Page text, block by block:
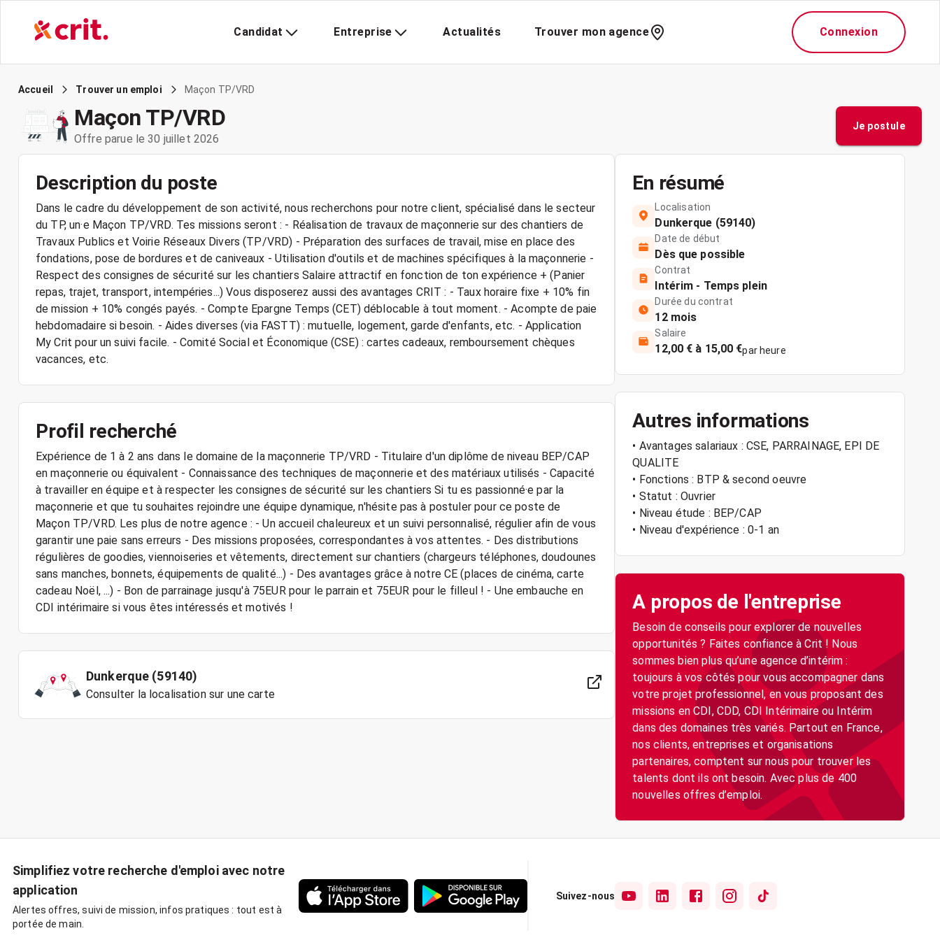
Candidat Entreprise Actualités Trouver mon agence Connexion
Accueil Trouver un emploi Maçon TP/VRD
Maçon TP/VRD
Offre parue le 30 juillet 2026
Je postule
Description du poste
Dans le cadre du développement de son activité, nous recherchons pour notre client, spécialisé dans le secteur
du TP, un·e Maçon TP/VRD. Tes missions seront : - Réalisation de travaux de maçonnerie sur des chantiers de
Travaux Publics et Voirie Réseaux Divers (TP/VRD) - Préparation des surfaces de travail, mise en place des
fondations, pose de bordures et de caniveaux - Utilisation d'outils et de machines spécifiques à la maçonnerie -
Respect des consignes de sécurité sur les chantiers Salaire attractif en fonction de ton expérience + (Panier
repas, trajet, transport, intempéries...) Vous disposerez aussi des avantages CRIT : - Taux horaire fixe + 10% fin
de mission + 10% congés payés. - Compte Epargne Temps (CET) déblocable à tout moment. - Acompte de paie
hebdomadaire si besoin. - Aides diverses (via FASTT) : mutuelle, logement, garde d'enfants, etc. - Application
My Crit pour un suivi facile. - Comité Social et Économique (CSE) : cartes cadeaux, remboursement chèques
vacances, etc.
Profil recherché
Expérience de 1 à 2 ans dans le domaine de la maçonnerie TP/VRD - Titulaire d'un diplôme de niveau BEP/CAP
en maçonnerie ou équivalent - Connaissance des techniques de maçonnerie et des matériaux utilisés - Capacité
à travailler en équipe et à respecter les consignes de sécurité sur les chantiers Si tu es passionné·e par la
maçonnerie et que tu souhaites rejoindre une équipe dynamique, n'hésite pas à postuler pour ce poste de
Maçon TP/VRD. Les plus de notre agence : - Un accueil chaleureux et un suivi personnalisé, régulier afin de vous
garantir une paie sans erreurs - Des missions proposées, correspondantes à vos attentes. - Des distributions
régulières de goodies, viennoiseries et vêtements, directement sur chantiers (chargeurs téléphones, doudounes
sans manches, bonnets, équipements de qualité...) - Des avantages grâce à notre CE (places de cinéma, carte
cadeau Noël, ...) - Bon de parrainage jusqu'à 75EUR pour le parrain et 75EUR pour le filleul ! - Une embauche en
CDI intérimaire si vous êtes intéressés et motivés !
Dunkerque (59140)
Consulter la localisation sur une carte
En résumé
Localisation
Dunkerque (59140)
Date de début
Dès que possible
Contrat
Intérim - Temps plein
Durée du contrat
12 mois
Salaire
12,00 € à 15,00 €par heure
Autres informations
• Avantages salariaux : CSE, PARRAINAGE, EPI DE
QUALITE
• Fonctions : BTP & second oeuvre
• Statut : Ouvrier
• Niveau étude : BEP/CAP
• Niveau d'expérience : 0-1 an
A propos de l'entreprise
Besoin de conseils pour explorer de nouvelles
opportunités ? Faites confiance à Crit ! Nous
sommes bien plus qu’une agence d’intérim :
toujours à vos côtés pour vous accompagner dans
votre projet professionnel, en vous proposant des
missions en CDI, CDD, CDI Intérimaire ou Intérim
dans des domaines très variés. Partout en France,
nos clients, entreprises et organisations
partenaires, comptent sur nous pour trouver les
talents dont ils ont besoin. Avec plus de 400
nouvelles offres d’emploi.
Simplifiez votre recherche d'emploi avec notre
application
Alertes offres, suivi de mission, infos pratiques : tout est à
portée de main.
Suivez-nous